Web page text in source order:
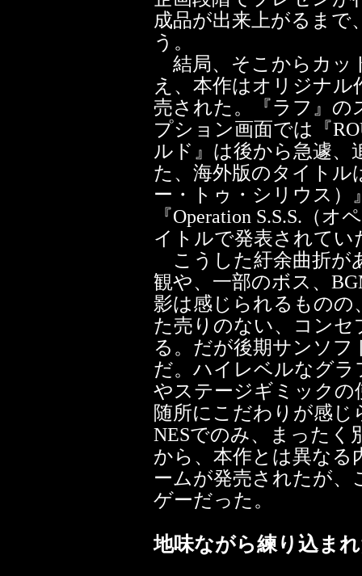
成品が出来上がるまで
う。
結局、そこからカッ
え、本作はオリジナ
売された。『ラフ』の
プション画面では『
ルド』は後から急遽、
た、海外版のタイトル
ー・トゥ・シリウス）
『Operation S.S.S.（
イトルで発表されてい
こうした紆余曲折が
観や、一部のボス、
影は感じられるものの
た売りのない、コン
る。だが後期サンソフ
だ。ハイレベルなグ
やステージギミック
随所にこだわりが感じ
NESでのみ、まったく
から、本作とは異なる
ームが発売されたが
ゲーだった。
地味ながら練り込ま